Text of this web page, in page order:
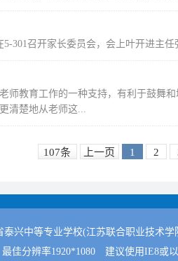
301召开家长委员会，会上叶开进主任
师教育工作的一种支持，有利于鼓舞
清楚地从老师这...
107条 上一页 1 2
泰兴中等专业学校(江苏联合职业技术
最佳分辨率1920*1080
建议使用IE8或